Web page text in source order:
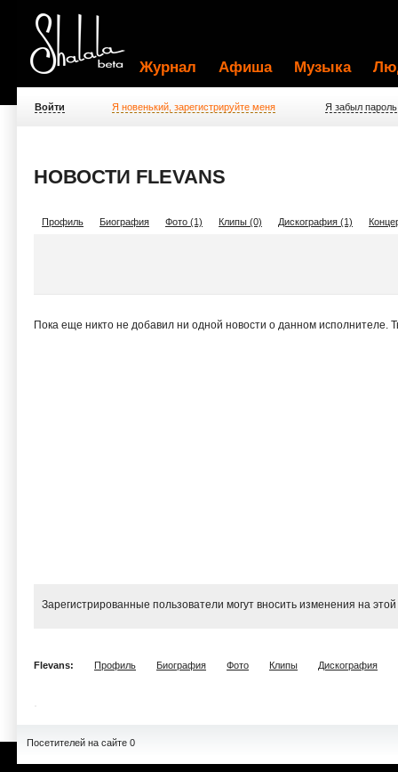
Журнал Афиша Музыка
Войти Я новенький, зарегистрируйте меня Я забыл пароль
НОВОСТИ FLEVANS
Профиль Биография Фото (1) Клипы (0) Дискография (1)
Пока еще никто не добавил ни одной новости о данном
Зарегистрированные пользователи могут вносить изменения на
Flevans: Профиль Биография Фото Клипы Дискография
Посетителей на сайте 0